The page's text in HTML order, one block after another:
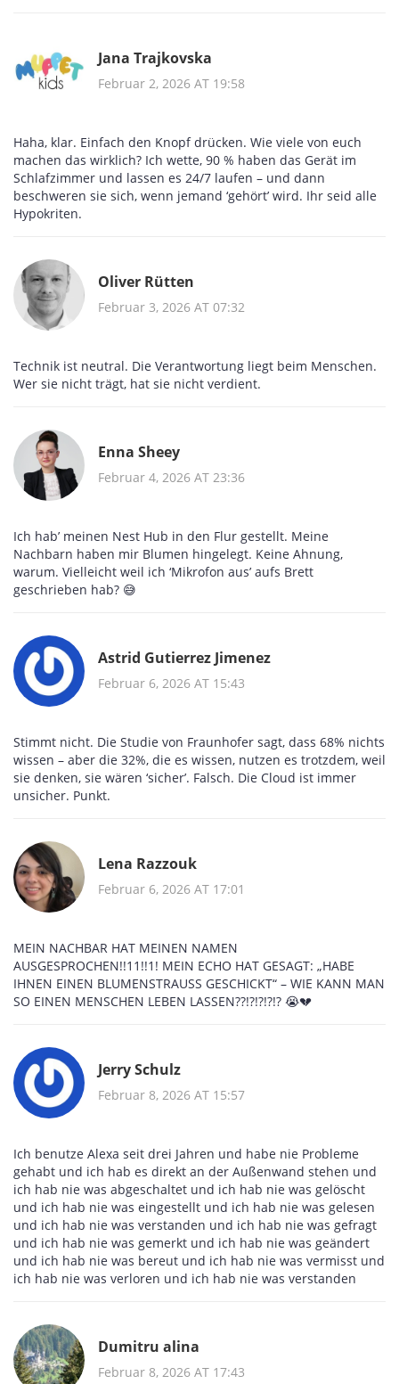
Jana Trajkovska
Februar 2, 2026 AT 19:58
Haha, klar. Einfach den Knopf drücken. Wie viele von euch
machen das wirklich? Ich wette, 90 % haben das Gerät im
Schlafzimmer und lassen es 24/7 laufen – und dann
beschweren sie sich, wenn jemand ‘gehört’ wird. Ihr seid alle
Hypokriten.
Oliver Rütten
Februar 3, 2026 AT 07:32
Technik ist neutral. Die Verantwortung liegt beim Menschen.
Wer sie nicht trägt, hat sie nicht verdient.
Enna Sheey
Februar 4, 2026 AT 23:36
Ich hab’ meinen Nest Hub in den Flur gestellt. Meine
Nachbarn haben mir Blumen hingelegt. Keine Ahnung,
warum. Vielleicht weil ich ‘Mikrofon aus’ aufs Brett
geschrieben hab? 😅
Astrid Gutierrez Jimenez
Februar 6, 2026 AT 15:43
Stimmt nicht. Die Studie von Fraunhofer sagt, dass 68% nichts
wissen – aber die 32%, die es wissen, nutzen es trotzdem, weil
sie denken, sie wären ‘sicher’. Falsch. Die Cloud ist immer
unsicher. Punkt.
Lena Razzouk
Februar 6, 2026 AT 17:01
MEIN NACHBAR HAT MEINEN NAMEN
AUSGESPROCHEN!!11!!1! MEIN ECHO HAT GESAGT: „HABE
IHNEN EINEN BLUMENSTRAUSS GESCHICKT“ – WIE KANN MAN
SO EINEN MENSCHEN LEBEN LASSEN??!?!?!?!? 😭💔
Jerry Schulz
Februar 8, 2026 AT 15:57
Ich benutze Alexa seit drei Jahren und habe nie Probleme
gehabt und ich hab es direkt an der Außenwand stehen und
ich hab nie was abgeschaltet und ich hab nie was gelöscht
und ich hab nie was eingestellt und ich hab nie was gelesen
und ich hab nie was verstanden und ich hab nie was gefragt
und ich hab nie was gemerkt und ich hab nie was geändert
und ich hab nie was bereut und ich hab nie was vermisst und
ich hab nie was verloren und ich hab nie was verstanden
Dumitru alina
Februar 8, 2026 AT 17:43